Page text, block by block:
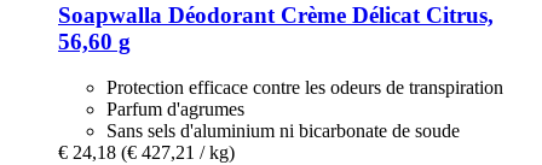
Soapwalla Déodorant Crème Délicat Citrus,
56,60 g
Protection efficace contre les odeurs de transpiration
Parfum d'agrumes
Sans sels d'aluminium ni bicarbonate de soude
€ 24,18 (€ 427,21 / kg)